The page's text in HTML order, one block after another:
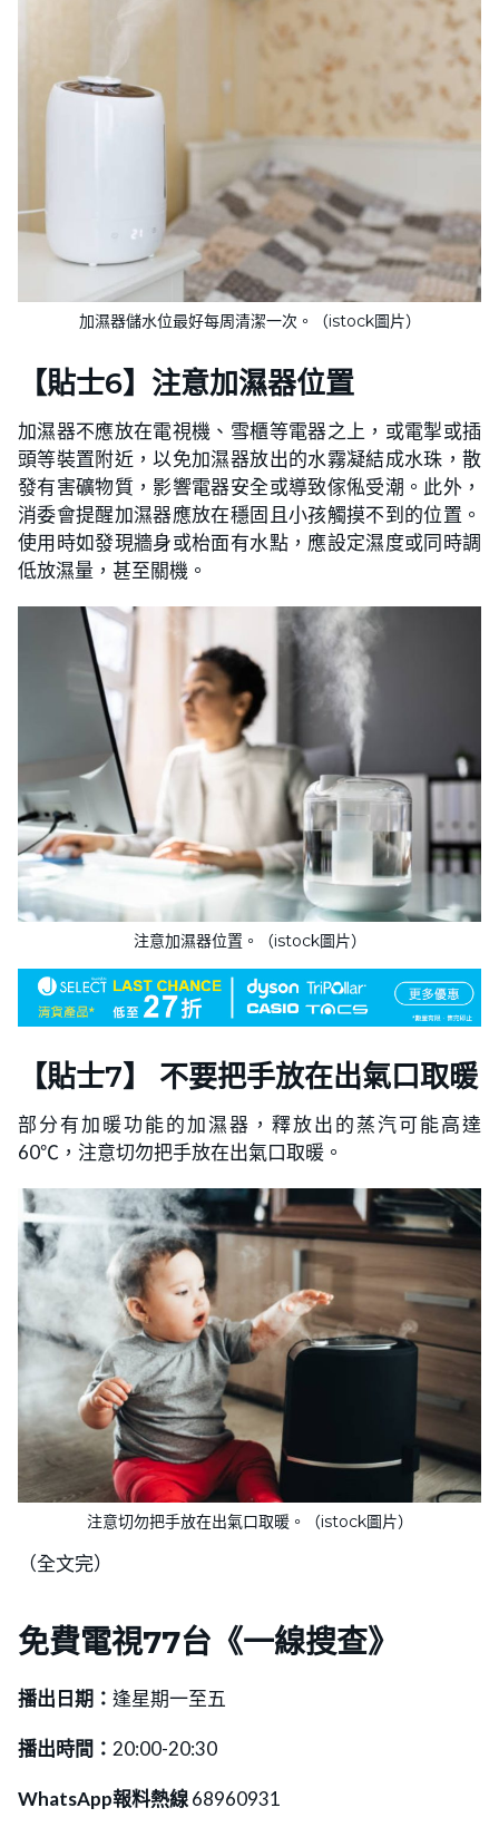
加濕器儲水位最好每周清潔一次。（istock圖片）
【貼士6】注意加濕器位置
加濕器不應放在電視機、雪櫃等電器之上，或電掣或插
頭等裝置附近，以免加濕器放出的水霧凝結成水珠，散
發有害礦物質，影響電器安全或導致傢俬受潮。此外，
消委會提醒加濕器應放在穩固且小孩觸摸不到的位置。
使用時如發現牆身或枱面有水點，應設定濕度或同時調
低放濕量，甚至關機。
注意加濕器位置。（istock圖片）
【貼士7】 不要把手放在出氣口取暖
部分有加暖功能的加濕器，釋放出的蒸汽可能高達
60℃，注意切勿把手放在出氣口取暖。
注意切勿把手放在出氣口取暖。（istock圖片）
（全文完）
免費電視77台《一線搜查》
播出日期： 逢星期一至五
播出時間： 20:00-20:30
WhatsApp報料熱線68960931